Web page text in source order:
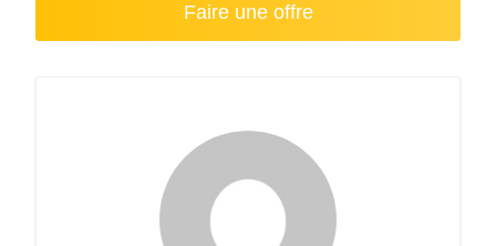
Faire une offre